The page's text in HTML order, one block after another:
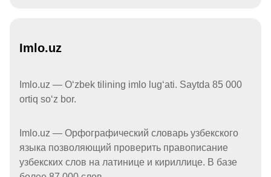
Imlo.uz
Imlo.uz — Oʻzbek tilining imlo lugʻati. Saytda 85 000
ortiq soʻz bor.
Imlo.uz — Орфографический словарь узбекского
языка позволяющий проверить правописание
узбекских слов на латинице и кириллице. В базе